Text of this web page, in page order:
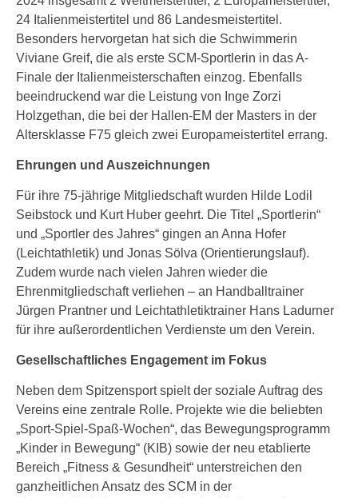
24 Italienmeistertitel und 86 Landesmeistertitel.
Besonders hervorgetan hat sich die Schwimmerin
Viviane Greif, die als erste SCM-Sportlerin in das A-
Finale der Italienmeisterschaften einzog. Ebenfalls
beeindruckend war die Leistung von Inge Zorzi
Holzgethan, die bei der Hallen-EM der Masters in der
Altersklasse F75 gleich zwei Europameistertitel errang.
Ehrungen und Auszeichnungen
Für ihre 75-jährige Mitgliedschaft wurden Hilde Lodil
Seibstock und Kurt Huber geehrt. Die Titel „Sportlerin“
und „Sportler des Jahres“ gingen an Anna Hofer
(Leichtathletik) und Jonas Sölva (Orientierungslauf).
Zudem wurde nach vielen Jahren wieder die
Ehrenmitgliedschaft verliehen – an Handballtrainer
Jürgen Prantner und Leichtathletiktrainer Hans Ladurner
für ihre außerordentlichen Verdienste um den Verein.
Gesellschaftliches Engagement im Fokus
Neben dem Spitzensport spielt der soziale Auftrag des
Vereins eine zentrale Rolle. Projekte wie die beliebten
„Sport-Spiel-Spaß-Wochen“, das Bewegungsprogramm
„Kinder in Bewegung“ (KIB) sowie der neu etablierte
Bereich „Fitness & Gesundheit“ unterstreichen den
ganzheitlichen Ansatz des SCM in der